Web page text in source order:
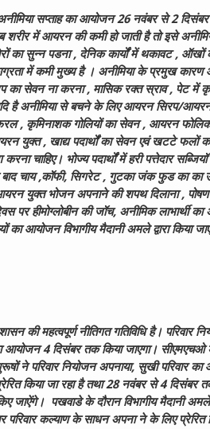
सप्ताह का आयोजन 26 नवंबर से 2
शरीर में आयरन की कमी हो जाती है तो इसे
का सुन्न पडना , देनिक कार्यों में थकावट , ऑखों
में कमी मुख्य है । अनीमिया के प्रमुख
का सेवन ना करना , मासिक रक्त स्राव , पेट में
है अनीमिया से बचने के लिए आयरन सिरप/आयरन
, कृमिनाशक गोलियों का सेवन , आयरन
युक्त , खाद्य पदार्थों का सेवन एवं खटटे फलों
चाहिए। भोज्य पदार्थों में हरी पत्तेदार
चाय ,कॉफी, सिगरेट , गुटका जंक फुड का का
आयरन युक्त भोजन अपनाने की शपथ दिलाना ,
पर हीमोग्लोबीन की जॉच, अनीमिक
का आयोजन विभागीय मैदानी अमले द्वारा किया
की महत्वपूर्ण नीतिगत गतिविधि है। परिवार
4 दिसंबर तक किया जाएगा। सीएमएचओ
ने परिवार नियोजन अपनाया, सुखी परिवार
किया जा रहा है तथा 28 नवंबर से 4 दिसंबर
जाऐंगे। पखवाडे के दौरान विभागीय मैदानी अमले
कल्याण के साधन अपना ने के लिए प्रेरित